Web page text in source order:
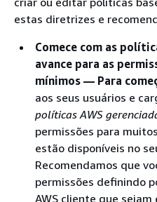
estas diretrizes e
Comece com as
avance para as
mínimos — Para
aos seus usuários e
políticas AWS
permissões para
estão disponíveis no
Recomendamos que
permissões definindo
AWS cliente que sejam